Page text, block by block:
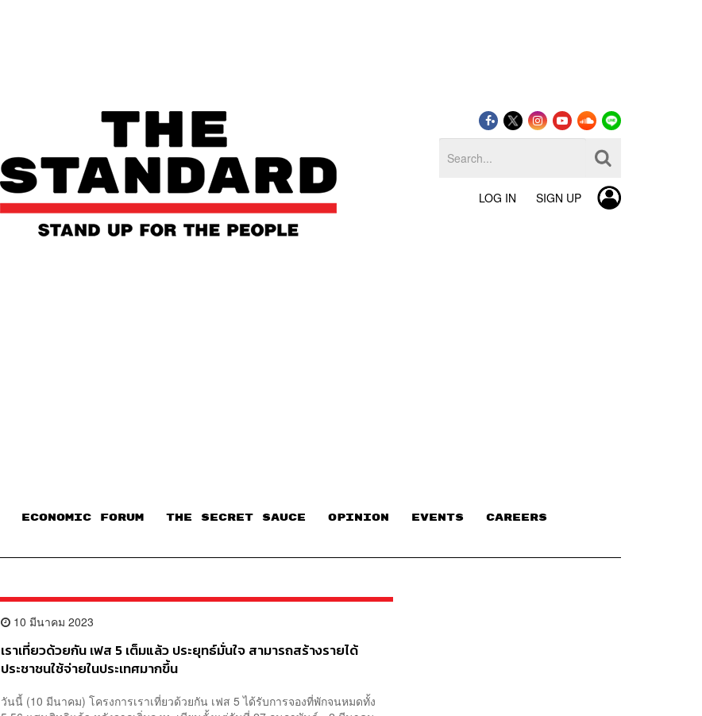
LOG IN SIGN UP
ECONOMIC FORUM THE SECRET SAUCE​ OPINION EVENTS CAREERS
10 มีนาคม 2023
เราเที่ยวด้วยกัน เฟส 5 เต็มแล้ว ประยุทธ์มั่นใจ สามารถสร้างรายได้
ประชาชนใช้จ่ายในประเทศมากขึ้น
วันนี้ (10 มีนาคม) โครงการเราเที่ยวด้วยกัน เฟส 5 ได้รับการจองที่พักจนหมดทั้ง